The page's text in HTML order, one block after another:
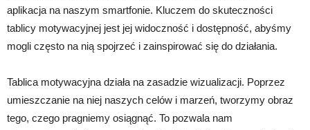
aplikacja na naszym smartfonie. Kluczem do skuteczności
tablicy motywacyjnej jest jej widoczność i dostępność, abyśmy
mogli często na nią spojrzeć i zainspirować się do działania.
Tablica motywacyjna działa na zasadzie wizualizacji. Poprzez
umieszczanie na niej naszych celów i marzeń, tworzymy obraz
tego, czego pragniemy osiągnąć. To pozwala nam